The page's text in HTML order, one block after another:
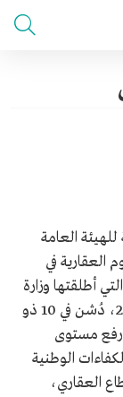
للهيئة العامة
في
أطلقتها وزارة
البلديات والإسكان لتحقيق رؤية السعودية 2030، دُشن في 10 ذو
يعمل على رفع مستوى
الوطنية
العقاري،